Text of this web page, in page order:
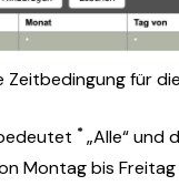
Zeitbedingung für
* „Alle“ und
Montag bis